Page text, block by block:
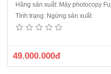
Hãng sản xuất: Máy photocopy
Tình trạng: Ngừng sản xuất
49.000.000đ
Máy photocopy Kỹ thuật số
100%)Chức năng chuẩn: Copy,
điều khiển cảm ứng LCD